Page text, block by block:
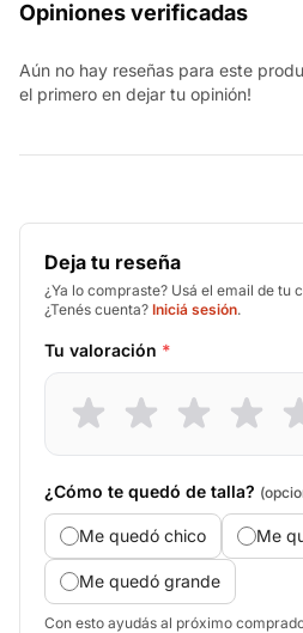
Opiniones verificadas
Aún no hay reseñas para este
el primero en dejar tu opinión!
Deja tu reseña
¿Ya lo compraste? Usá el email de tu
¿Tenés cuenta? Iniciá sesión.
Tu valoración *
¿Cómo te quedó de talla?
Me quedó chico Me
Me quedó grande
Con esto ayudás al próximo